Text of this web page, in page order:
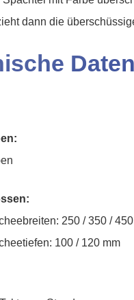
dann die
250 / 350 /
100 / 120 mm